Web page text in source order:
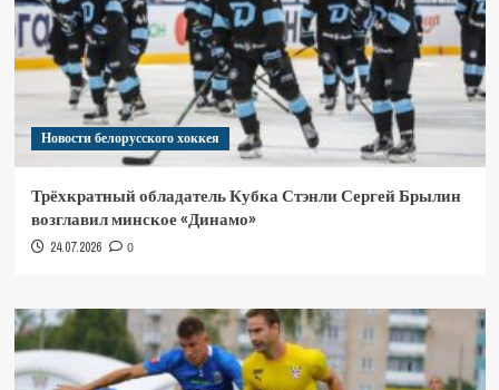
Новости белорусского хоккея
Трёхкратный обладатель Кубка Стэнли Сергей Брылин
возглавил минское «Динамо»
24.07.2026 0